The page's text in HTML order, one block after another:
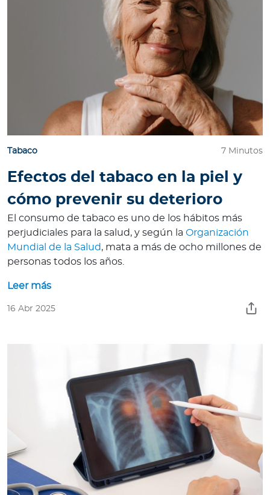
Tabaco 7 Minutos
Efectos del tabaco en la piel y
cómo prevenir su deterioro
El consumo de tabaco es uno de los hábitos más
perjudiciales para la salud, y según la Organización
Mundial de la Salud, mata a más de ocho millones de
personas todos los años.
Leer más
16 Abr 2025